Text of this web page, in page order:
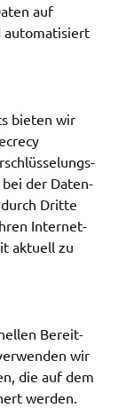
auf
auto­ma­ti­siert
bieten wir
bei der Daten­
Drit­te
Inter­net­
aktu­ell zu
Bereit­
wir
die auf dem
werden.